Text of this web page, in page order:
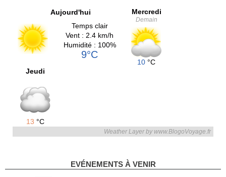
Aujourd'hui
Temps clair
Vent : 2.4 km/h
Humidité : 100%
9°C
Mercredi
Demain
10 °C
Jeudi
13 °C
Weather Layer by www.BlogoVoyage.fr
EVÉNEMENTS À VENIR